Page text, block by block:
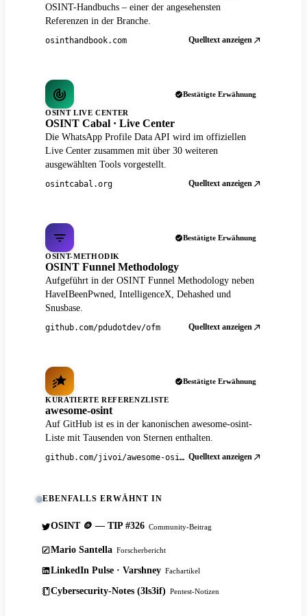
OSINT-Handbuchs – einer der angesehensten
Referenzen in der Branche.
osinthandbook.com Quelltext anzeigen
Bestätigte Erwähnung
OSINT LIVE CENTER
OSINT Cabal · Live Center
Die WhatsApp Profile Data API wird im offiziellen
Live Center zusammen mit über 30 weiteren
ausgewählten Tools vorgestellt.
osintcabal.org Quelltext anzeigen
Bestätigte Erwähnung
OSINT-METHODIK
OSINT Funnel Methodology
Aufgeführt in der OSINT Funnel Methodology neben
HaveIBeenPwned, IntelligenceX, Dehashed und
Snusbase.
github.com/pdudotdev/ofm Quelltext anzeigen
Bestätigte Erwähnung
KURATIERTE REFERENZLISTE
awesome-osint
Auf GitHub ist es in der kanonischen awesome-osint-
Liste mit Tausenden von Sternen enthalten.
github.com/jivoi/awesome-osint Quelltext anzeigen
EBENFALLS ERWÄHNT IN
OSINT 🪙 — TIP #326 Community-Beitrag
Mario Santella Forscherbericht
LinkedIn Pulse · Varshney Fachartikel
Cybersecurity-Notes (3ls3if) Pentest-Notizen